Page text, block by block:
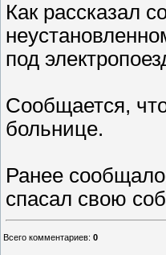
Как рассказал
под
Сообщается,
больнице.
Ранее
спасал свою
Всего комментариев: 0